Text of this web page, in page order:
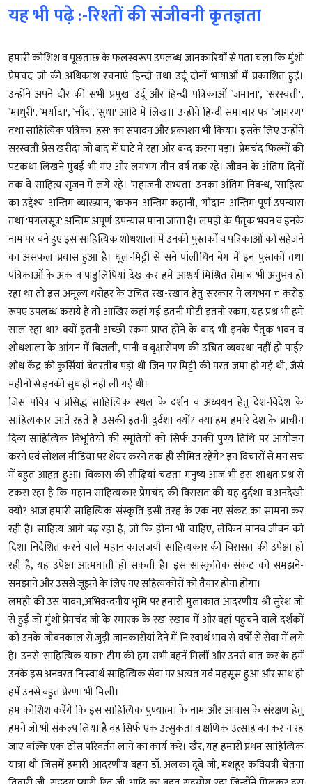
यह भी पढ़े :-रिश्तों की संजीवनी कृतज्ञता
हमारी कोशिश व पूछताछ के फलस्वरूप उपलब्ध जानकारियों से पता चला कि मुंशी
प्रेमचंद जी की अधिकांश रचनाएं हिन्दी तथा उर्दू दोनों भाषाओं में प्रकाशित हुईं।
उन्होंने अपने दौर की सभी प्रमुख उर्दू और हिन्दी पत्रिकाओं `जमाना', `सरस्वती',
`माधुरी', `मर्यादा', `चाँद', `सुधा' आदि में लिखा। उन्होंने हिन्दी समाचार पत्र `जागरण'
तथा साहित्यिक पत्रिका 'हंस' का संपादन और प्रकाशन भी किया। इसके लिए उन्होंने
सरस्वती प्रेस खरीदा जो बाद में घाटे में रहा और बन्द करना पड़ा। प्रेमचंद फिल्मों की
पटकथा लिखने मुंबई भी गए और लगभग तीन वर्ष तक रहे। जीवन के अंतिम दिनों
तक वे साहित्य सृजन में लगे रहे। `महाजनी सभ्यता' उनका अंतिम निबन्ध, `साहित्य
का उद्देश्य' अन्तिम व्याख्यान, `कफन' अन्तिम कहानी, `गोदान' अन्तिम पूर्ण उपन्यास
तथा 'मंगलसूत्र' अन्तिम अपूर्ण उपन्यास माना जाता है। लमही के पैतृक भवन व इनके
नाम पर बने हुए इस साहित्यिक शोधशाला में उनकी पुस्तकों व पत्रिकाओं को सहेजने
का असफल प्रयास हुआ है। धूल-मिट्टी से सने पॉलीथिन बेग में इन पुस्तकों तथा
पत्रिकाओं के अंक व पांडुलिपियां देख कर हमें आश्चर्य मिश्रित रोमांच भी अनुभव हो
रहा था तो इस अमूल्य धरोहर के उचित रख-रखाव हेतु सरकार ने लगभग ८ करोड़
रूपए उपलब्ध कराये हैं तो आखिर कहां गई इतनी मोटी इतनी रकम, यह प्रश्न भी हमे
साल रहा था? क्यों इतनी अच्छी रकम प्राप्त होने के बाद भी इनके पैतृक भवन व
शोधशाला के आंगन में बिजली, पानी व वृक्षारोपण की उचित व्यवस्था नहीं हो पाई?
शोध केंद्र की कुर्सियां बेतरतीब पड़ी थी जिन पर मिट्टी की परत जमा हो गई थी, जैसे
महीनों से इनकी सुध ही नही ली गई थी।
जिस पवित्र व प्रसिद्ध साहित्यिक स्थल के दर्शन व अध्ययन हेतु देश-विदेश के
साहित्यकार आते रहते हैं उसकी इतनी दुर्दशा क्यों? क्या हम हमारे देश के प्राचीन
दिव्य साहित्यिक विभूतियों की स्मृतियों को सिर्फ उनकी पुण्य तिथि पर आयोजन
करने एवं सोशल मीडिया पर शेयर करने तक ही सीमित रहेंगे? इन विचारों से मन सच
में बहुत आहत हुआ। विकास की सीढ़ियां चढ़ता मनुष्य आज भी इस शाश्वत प्रश्न से
टकरा रहा है कि महान साहित्यकार प्रेमचंद की विरासत की यह दुर्दशा व अनदेखी
क्यों? आज हमारी साहित्यिक संस्कृति इसी तरह के एक नए संकट का सामना कर
रही है। साहित्य आगे बढ़ रहा है, जो कि होना भी चाहिए, लेकिन मानव जीवन को
दिशा निर्देशित करने वाले महान कालजयी साहित्यकार की विरासत की उपेक्षा हो
रही है, यह उपेक्षा आत्मघाती हो सकती है। इस सांस्कृतिक संकट को समझने-
समझाने और उससे जूझने के लिए नए सहित्यकोरों को तैयार होना होगा।
लमही की उस पावन,अभिवन्दनीय भूमि पर हमारी मुलाकात आदरणीय श्री सुरेश जी
से हुई जो मुंशी प्रेमचंद जी के स्मारक के रख-रखाव में और वहां पहुंचने वाले दर्शकों
को उनके जीवनकाल से जुड़ी जानकारीयां देने में नि:स्वार्थ भाव से वर्षों से सेवा में लगे
हैं। उनसे `साहित्यिक यात्रा' टीम की हम सभी बहनें मिलीं और उनसे बात कर के हमें
उनके इस अनवरत निःस्वार्थ साहित्यिक सेवा पर अत्यंत गर्व महसूस हुआ और साथ ही
हमें उनसे बहुत प्रेरणा भी मिली।
हम कोशिश करेंगे कि इस साहित्यिक पुण्यात्मा के नाम और आवास के संरक्षण हेतु
हमने जो भी संकल्प लिया है वह सिर्फ एक उत्सुकता व क्षणिक उत्साह बन कर न रह
जाए बल्कि एक ठोस परिवर्तन लाने का कार्य करे। खैर, यह हमारी प्रथम साहित्यिक
यात्रा थी जिसमें हमारी आदरणीय बहन डॉ. अलका दूबे जी, मशहूर कवियत्री चेतना